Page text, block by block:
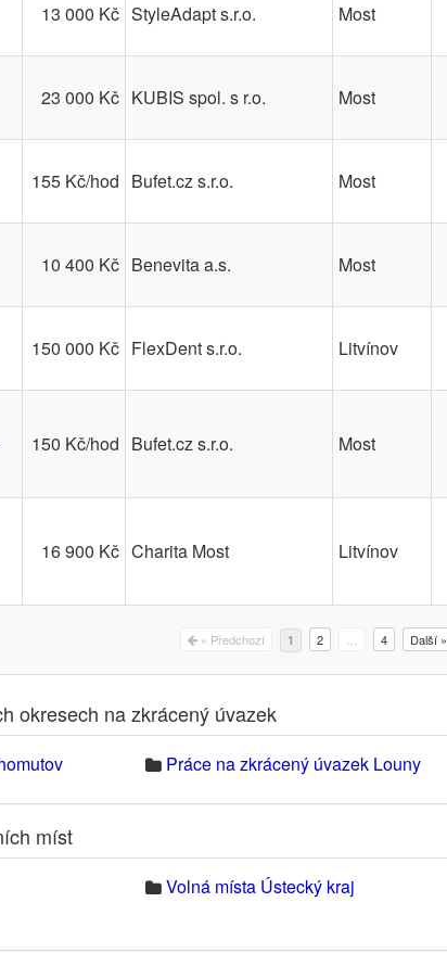
13 000 Kč StyleAdapt s.r.o. Most
23 000 Kč KUBIS spol. s r.o. Most
155 Kč/hod Bufet.cz s.r.o. Most
10 400 Kč Benevita a.s. Most
150 000 Kč FlexDent s.r.o. Litvínov
150 Kč/hod Bufet.cz s.r.o. Most
16 900 Kč Charita Most Litvínov
« Předchozí 1 2 4 Další »
okresech na zkrácený úvazek
Práce na zkrácený úvazek Louny
míst
Volná místa Ústecký kraj